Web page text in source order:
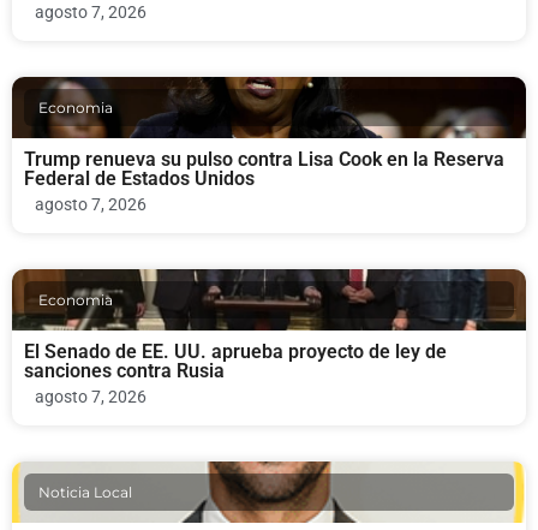
agosto 7, 2026
Economia
Trump renueva su pulso contra Lisa Cook en la Reserva
Federal de Estados Unidos
agosto 7, 2026
Economia
El Senado de EE. UU. aprueba proyecto de ley de
sanciones contra Rusia
agosto 7, 2026
Noticia Local